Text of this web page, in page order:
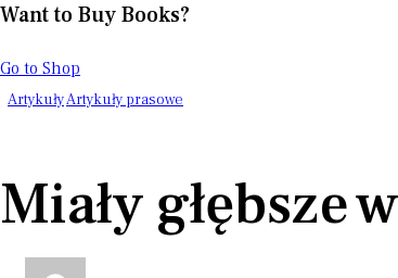
Want to Buy Books?
Go to Shop
ArtykułyArtykuły prasowe
Miały głębsze